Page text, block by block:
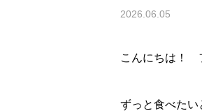
2026.06.05
こんにちは！
ずっと食べた